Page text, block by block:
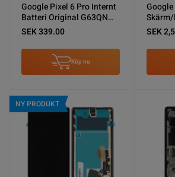
Google Pixel 6 Pro Internt
Batteri Original G63QN
5003mAh
SEK 339.00
Köp nu
Svart
SEK
NY PRODUKT